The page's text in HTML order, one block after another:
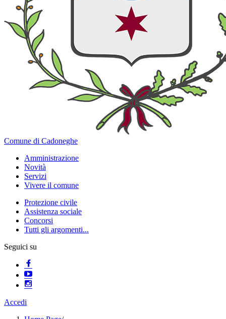
Comune di Cadoneghe
Amministrazione
Novità
Servizi
Vivere il comune
Protezione civile
Assistenza sociale
Concorsi
Tutti gli argomenti...
Seguici su
Accedi